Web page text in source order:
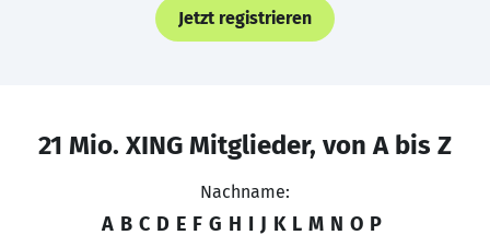
Jetzt registrieren
21 Mio. XING Mitglieder, von A bis Z
Nachname:
A B C D E F G H I J K L M N O P